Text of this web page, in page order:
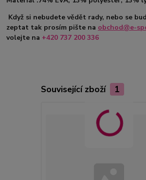
Když si nebudete vědět rady, nebo se
zeptat tak prosím pište na obchod@e-
volejte na +420 737 200 336
Související zboží 1